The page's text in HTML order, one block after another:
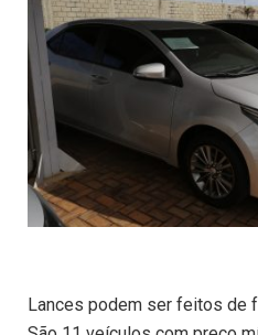
Lances podem ser feitos de